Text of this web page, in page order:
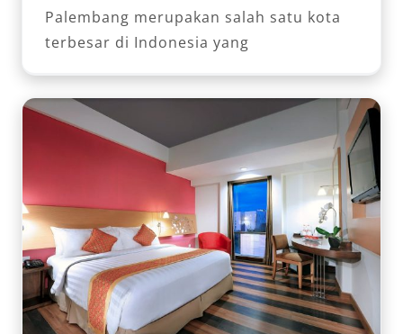
Palembang merupakan salah satu kota
terbesar di Indonesia yang